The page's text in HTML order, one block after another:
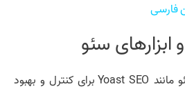
فارسی
ابزار‌های سئو
– استفاده از ابزار‌های سئو مانند Yoast SEO برای کنترل و بهبود